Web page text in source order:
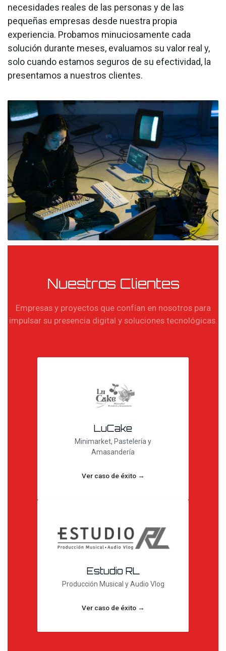
necesidades reales de las personas y de las
pequeñas empresas desde nuestra propia
experiencia. Probamos minuciosamente cada
solución durante meses, evaluamos su valor real y,
solo cuando estamos seguros de su efectividad, la
presentamos a nuestros clientes.
Nuestros Clientes
Empresas y proyectos que confían en nosotros para
impulsar su presencia digital y soluciones tecnológicas.
LuCake
Minimarket, Pastelería y
Amasandería
Ver caso de éxito →
Estudio RL
Producción Musical y Audio Vlog
Ver caso de éxito →